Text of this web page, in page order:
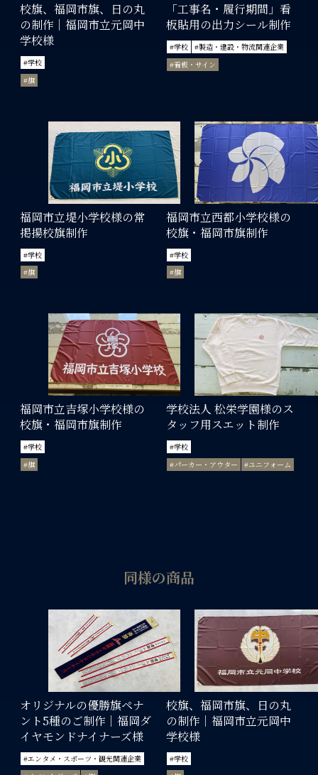
校旗、福岡市旗、日の丸
の制作｜福岡市立元岡中
学校様
#学校
#旗
「工事名・履行期間」看
板貼用の出力シール制作
#学校
#製造・建設・物流関連企業
#看板・サイン
福岡市立堤小学校様の常
掲揚校旗制作
#学校
#旗
福岡市立西都小学校様の
校旗・福岡市旗制作
#学校
#旗
福岡市立吉塚小学校様の
校旗・福岡市旗制作
#学校
#旗
学校法人 松栄学園様のス
タッフ用スエット制作
#学校
#パーカー・アウター
#ユニフォーム
同様の商品
オリジナルの優勝旗ペナ
ント5種のご制作｜福岡ダ
イヤモンドナイナーズ様
#エンタメ・スポーツ・観光関連企業
校旗、福岡市旗、日の丸
の制作｜福岡市立元岡中
学校様
#学校